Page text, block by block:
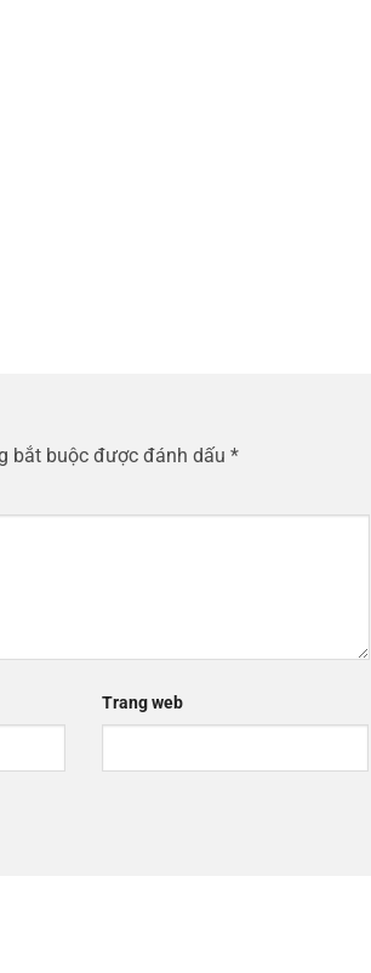
bắt buộc được đánh dấu *
Trang web